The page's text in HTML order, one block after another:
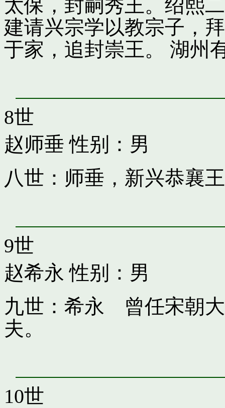
太保，封嗣秀王。绍熙
建请兴宗学以教宗子，
于家，追封崇王。 湖州
8世
赵师垂 性别：男
八世：师垂，新兴恭襄王
9世
赵希永 性别：男
九世：希永 曾任宋朝
夫。
10世